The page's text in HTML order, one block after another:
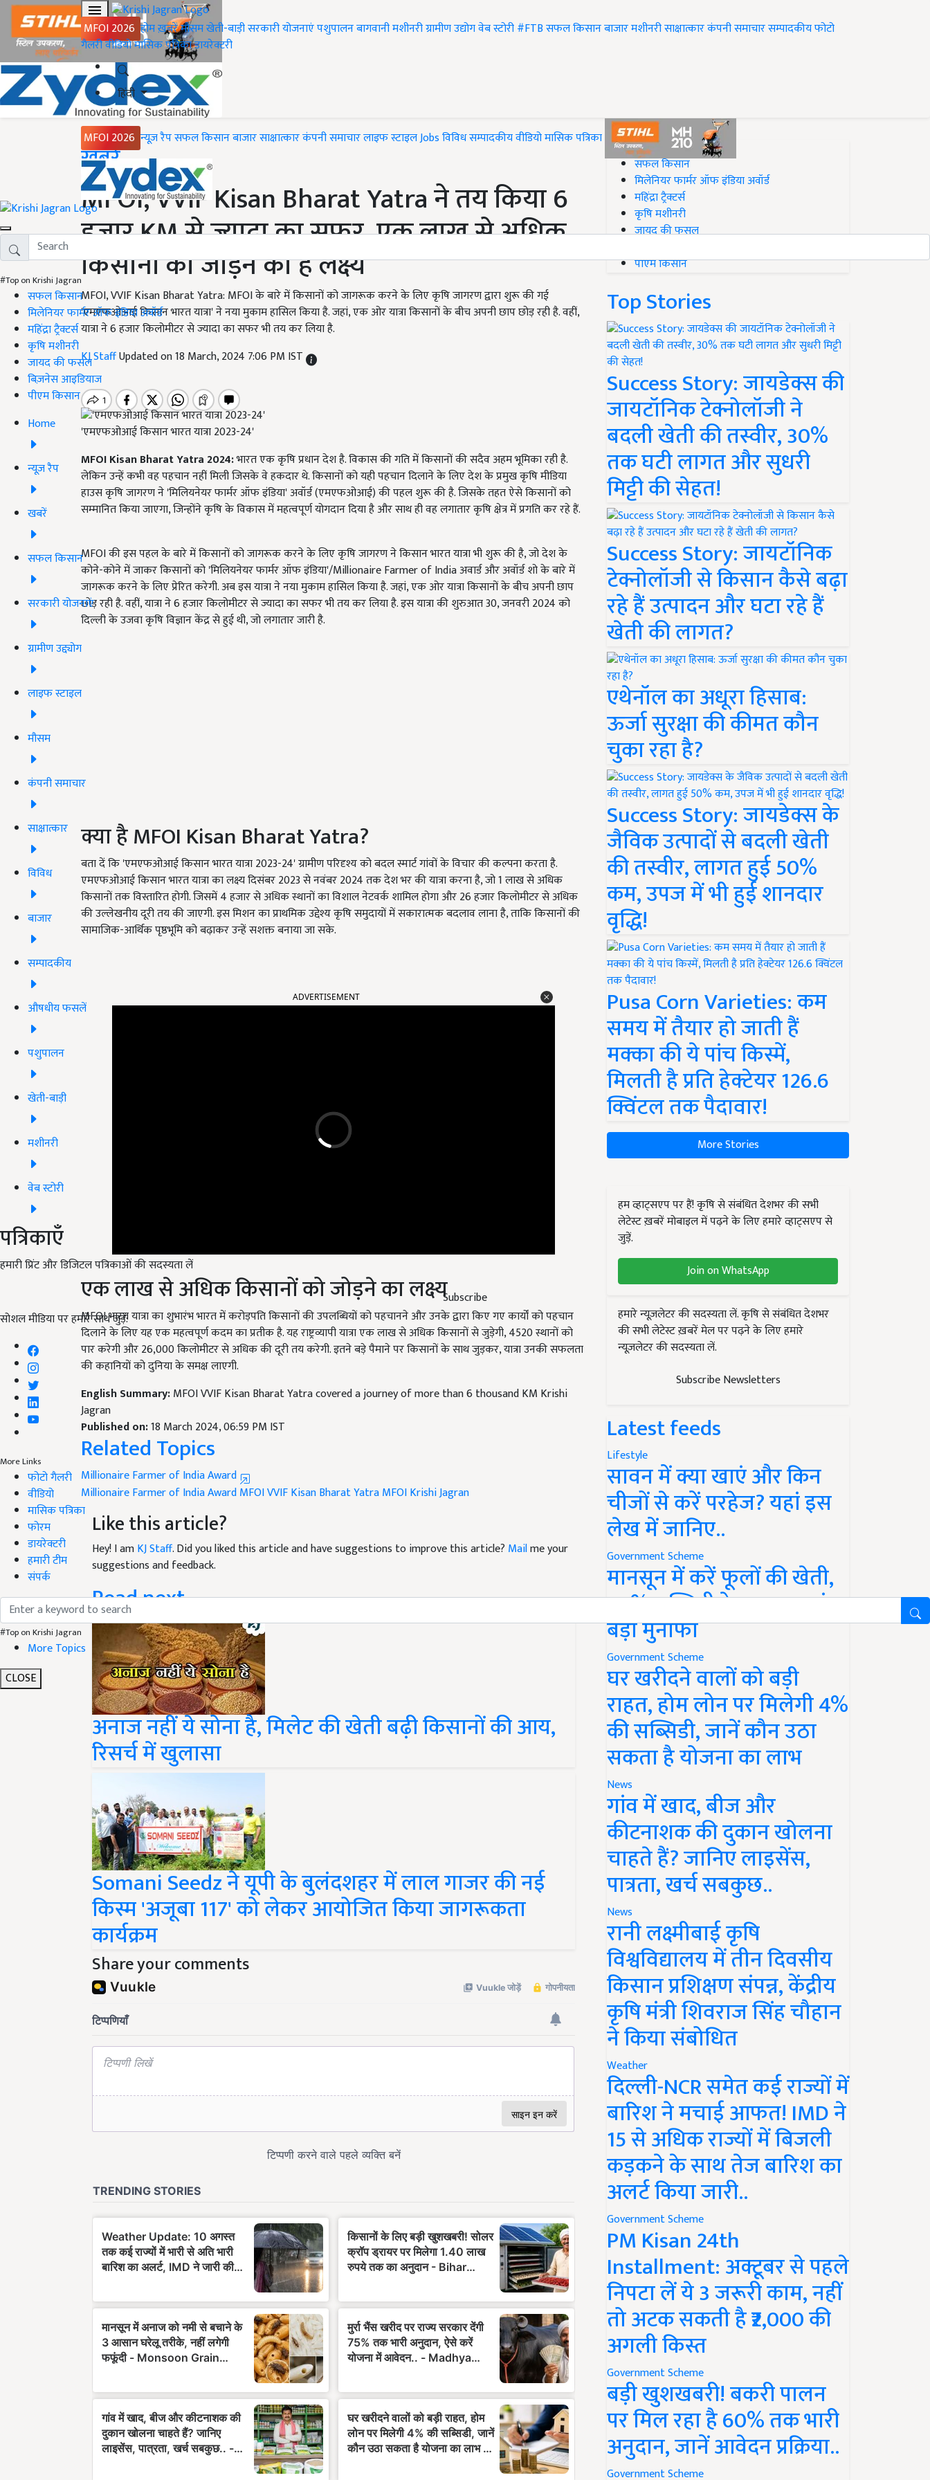
MFOI 2026 होमख़बरेंमौसमखेती-बाड़ीसरकारी योजनाएंपशुपालनबागवानीमशीनरीग्रामीण उद्योगवेब स्टोरी#FTBसफल किसानबाजारमशीनरीसाक्षात्कारकंपनी समाचारसम्पादकीयफोटो
गैलरीवीडियोमासिक पत्रिकाडायरेक्टरी
हिंदी
MFOI 2026 न्यूज़ रैपसफल किसानबाजारसाक्षात्कारकंपनी समाचारलाइफ स्टाइलJobsविविधसम्पादकीयवीडियोमासिक पत्रिका
#Top on Krishi Jagran
सफल किसान
मिलेनियर फार्मर ऑफ इंडिया अवॉर्ड
महिंद्रा ट्रैक्टर्स
कृषि मशीनरी
जायद की फसल
बिज़नेस आइडियाज
पीएम किसान
Home
न्यूज़ रैप
खबरें
सफल किसान
सरकारी योजनाएं
ग्रामीण उद्द्योग
लाइफ स्टाइल
मौसम
कंपनी समाचार
साक्षात्कार
विविध
बाजार
सम्पादकीय
औषधीय फसलें
पशुपालन
खेती-बाड़ी
मशीनरी
वेब स्टोरी
पत्रिकाएँ
हमारी प्रिंट और डिजिटल पत्रिकाओं की सदस्यता लें
Subscribe
सोशल मीडिया पर हमारे साथ जुड़ें:
More Links
फोटो गैलरी
वीडियो
मासिक पत्रिका
फोरम
डायरेक्टरी
हमारी टीम
संपर्क
#Top on Krishi Jagran
More Topics
CLOSE
Home
ख़बरें
MFOI, VVIF Kisan Bharat Yatra ने तय किया 6
हजार KM से ज्यादा का सफर, एक लाख से अधिक
किसानों को जोड़ने का है लक्ष्य
MFOI, VVIF Kisan Bharat Yatra: MFOI के बारे में किसानों को जागरूक करने के लिए कृषि जागरण द्वारा शुरू की गई
'एमएफओआई किसान भारत यात्रा' ने नया मुकाम हासिल किया है. जहां, एक ओर यात्रा किसानों के बीच अपनी छाप छोड़ रही है. वहीं,
यात्रा ने 6 हजार किलोमीटर से ज्यादा का सफर भी तय कर लिया है.
KJ StaffUpdated on 18 March, 2024 7:06 PM IST
'एमएफओआई किसान भारत यात्रा 2023-24'
MFOI Kisan Bharat Yatra 2024:भारत एक कृषि प्रधान देश है. विकास की गति में किसानों की सदैव अहम भूमिका रही है.
लेकिन उन्हें कभी वह पहचान नहीं मिली जिसके वे हकदार थे. किसानों को यही पहचान दिलाने के लिए देश के प्रमुख कृषि मीडिया
हाउस कृषि जागरण ने 'मिलियनेयर फार्मर ऑफ इंडिया' अवॉर्ड (एमएफओआई) की पहल शुरू की है. जिसके तहत ऐसे किसानों को
सम्मानित किया जाएगा, जिन्होंने कृषि के विकास में महत्वपूर्ण योगदान दिया है और साथ ही वह लगातार कृषि क्षेत्र में प्रगति कर रहे हैं.
MFOI की इस पहल के बारे में किसानों को जागरूक करने के लिए कृषि जागरण ने किसान भारत यात्रा भी शुरू की है, जो देश के
कोने-कोने में जाकर किसानों को 'मिलियनेयर फार्मर ऑफ इंडिया'/Millionaire Farmer of India अवार्ड और अवॉर्ड शो के बारे में
जागरूक करने के लिए प्रेरित करेगी. अब इस यात्रा ने नया मुकाम हासिल किया है. जहां, एक ओर यात्रा किसानों के बीच अपनी छाप
छोड़ रही है. वहीं, यात्रा ने 6 हजार किलोमीटर से ज्यादा का सफर भी तय कर लिया है. इस यात्रा की शुरुआत 30, जनवरी 2024 को
दिल्ली के उजवा कृषि विज्ञान केंद्र से हुई थी, जो लगातार जारी है.
क्या है MFOI Kisan Bharat Yatra?
बता दें कि 'एमएफओआई किसान भारत यात्रा 2023-24' ग्रामीण परिदृश्य को बदल स्मार्ट गांवों के विचार की कल्पना करता है.
एमएफओआई किसान भारत यात्रा का लक्ष्य दिसंबर 2023 से नवंबर 2024 तक देश भर की यात्रा करना है, जो 1 लाख से अधिक
किसानों तक विस्तारित होगी. जिसमें 4 हजार से अधिक स्थानों का विशाल नेटवर्क शामिल होगा और 26 हजार किलोमीटर से अधिक
की उल्लेखनीय दूरी तय की जाएगी. इस मिशन का प्राथमिक उद्देश्य कृषि समुदायों में सकारात्मक बदलाव लाना है, ताकि किसानों की
सामाजिक-आर्थिक पृष्ठभूमि को बढ़ाकर उन्हें सशक्त बनाया जा सके.
एक लाख से अधिक किसानों को जोड़ने का लक्ष्य
MFOI भारत यात्रा का शुभारंभ भारत में करोड़पति किसानों की उपलब्धियों को पहचानने और उनके द्वारा किए गए कार्यों को पहचान
दिलाने के लिए यह एक महत्वपूर्ण कदम का प्रतीक है. यह राष्ट्रव्यापी यात्रा एक लाख से अधिक किसानों से जुड़ेगी, 4520 स्थानों को
पार करेगी और 26,000 किलोमीटर से अधिक की दूरी तय करेगी. इतने बड़े पैमाने पर किसानों के साथ जुड़कर, यात्रा उनकी सफलता
की कहानियों को दुनिया के समक्ष लाएगी.
English Summary:
Jagran
Published on:
Related Topics
Millionaire Farmer of India Award
Millionaire Farmer of India Award MFOI VVIF Kisan Bharat Yatra
Like this article?
Hey! I amKJ Staff. Did you liked this article and have suggestions to improve this article?
suggestions and feedback.
Read next
अनाज नहीं ये सोना है, मिलेट की खेती बढ़ी किसानों की आय,
रिसर्च में खुलासा
Somani Seedz ने यूपी के बुलंदशहर में लाल गाजर की नई
किस्म 'अजूबा 117' को लेकर आयोजित किया जागरूकता
कार्यक्रम
Share your comments
#Top on Krishi Jagran
सफल किसान
मिलेनियर फार्मर ऑफ इंडिया अवॉर्ड
महिंद्रा ट्रैक्टर्स
कृषि मशीनरी
जायद की फसल
पीएम किसान
Top Stories
Success Story: जायडेक्स की
जायटॉनिक टेक्नोलॉजी ने
बदली खेती की तस्वीर, 30%
तक घटी लागत और सुधरी
मिट्टी की सेहत!
Success Story: जायटॉनिक
टेक्नोलॉजी से किसान कैसे बढ़ा
रहे हैं उत्पादन और घटा रहे हैं
खेती की लागत?
एथेनॉल का अधूरा हिसाब:
ऊर्जा सुरक्षा की कीमत कौन
चुका रहा है?
Success Story: जायडेक्स के
जैविक उत्पादों से बदली खेती
की तस्वीर, लागत हुई 50%
कम, उपज में भी हुई शानदार
वृद्धि!
Pusa Corn Varieties: कम
समय में तैयार हो जाती हैं
मक्का की ये पांच किस्में,
मिलती है प्रति हेक्टेयर 126.6
क्विंटल तक पैदावार!
More Stories
हम व्हाट्सएप पर हैं! कृषि से संबंधित देशभर की सभी
लेटेस्ट ख़बरें मोबाइल में पढ़ने के लिए हमारे व्हाट्सएप से
जुड़ें.
Join on WhatsApp
हमारे न्यूज़लेटर की सदस्यता लें. कृषि से संबंधित देशभर
की सभी लेटेस्ट ख़बरें मेल पर पढ़ने के लिए हमारे
न्यूज़लेटर की सदस्यता लें.
Subscribe Newsletters
Latest feeds
Lifestyle
सावन में क्या खाएं और किन
चीजों से करें परहेज? यहां इस
लेख में जानिए..
Government Scheme
मानसून में करें फूलों की खेती,
50% सब्सिडी के साथ कमाएं
बड़ा मुनाफा
Government Scheme
घर खरीदने वालों को बड़ी
राहत, होम लोन पर मिलेगी 4%
की सब्सिडी, जानें कौन उठा
सकता है योजना का लाभ
News
गांव में खाद, बीज और
कीटनाशक की दुकान खोलना
चाहते हैं? जानिए लाइसेंस,
पात्रता, खर्च सबकुछ..
News
रानी लक्ष्मीबाई कृषि
विश्वविद्यालय में तीन दिवसीय
किसान प्रशिक्षण संपन्न, केंद्रीय
कृषि मंत्री शिवराज सिंह चौहान
ने किया संबोधित
Weather
दिल्ली-NCR समेत कई राज्यों में
बारिश ने मचाई आफत! IMD ने
15 से अधिक राज्यों में बिजली
कड़कने के साथ तेज बारिश का
अलर्ट किया जारी..
Government Scheme
PM Kisan 24th
Installment: अक्टूबर से पहले
निपटा लें ये 3 जरूरी काम, नहीं
तो अटक सकती है ₹2,000 की
अगली किस्त
Government Scheme
बड़ी खुशखबरी! बकरी पालन
पर मिल रहा है 60% तक भारी
अनुदान, जानें आवेदन प्रक्रिया..
Government Scheme